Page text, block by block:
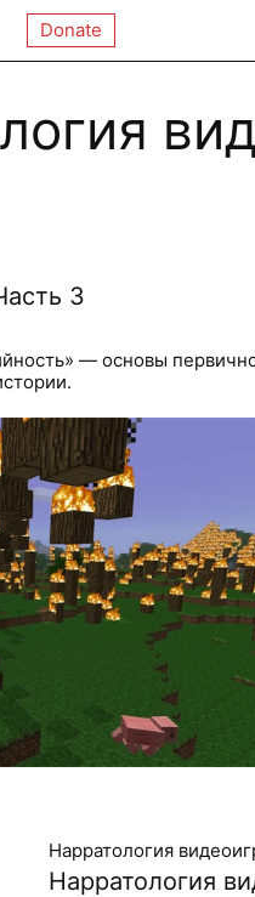
Donate
3
— основы
Нарратология
Нарратология